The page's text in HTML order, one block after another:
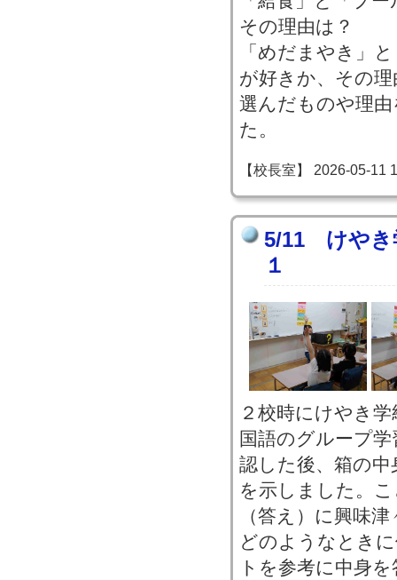
その理由は？
「めだまやき」
が好きか、その理
選んだものや理
た。
【校長室】 2026-05-11
5/11 けやき
１
２校時にけやき
国語のグループ
認した後、箱の
を示しました。
（答え）に興味
どのようなとき
トを参考に中身